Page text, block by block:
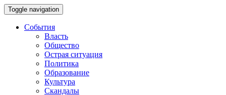
Toggle navigation
События
Власть
Общество
Острая ситуация
Политика
Образование
Культура
Скандалы